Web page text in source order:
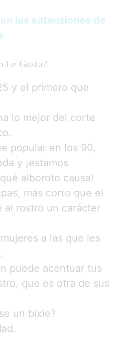
las extensiones de
Le Gusta?
y el primero que
lo mejor del corte
popular en los 90,
y ¡estamos
alboroto causa!
más corto que el
al rostro un carácter
a las que les
puede acentuar tus
que es otra de sus
un bixie?